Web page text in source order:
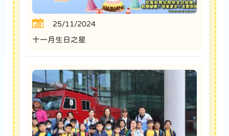
25/11/2024
十一月生日之星